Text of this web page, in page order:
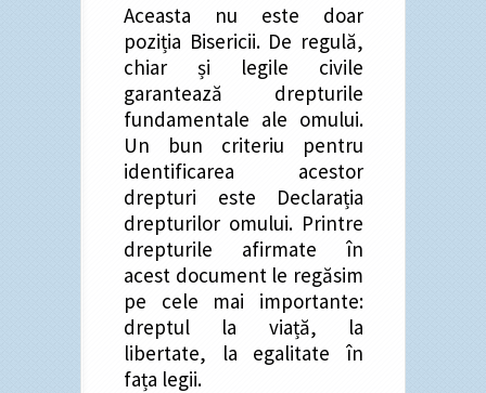
Aceasta nu este doar
poziția Bisericii. De regulă,
chiar și legile civile
garantează drepturile
fundamentale ale omului.
Un bun criteriu pentru
identificarea acestor
drepturi este Declarația
drepturilor omului. Printre
drepturile afirmate în
acest document le regăsim
pe cele mai importante:
dreptul la viață, la
libertate, la egalitate în
fața legii.